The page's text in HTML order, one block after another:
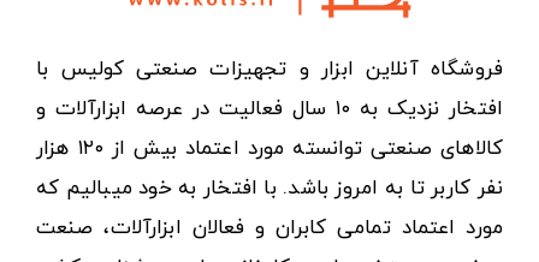
فروشگاه آنلاین ابزار و تجهیزات صنعتی کولیس با
افتخار نزدیک به ۱۰ سال فعالیت در عرصه ابزارآلات و
کالاهای صنعتی توانسته مورد اعتماد بیش از ۱۲۰ هزار
نفر کاربر تا به امروز باشد. با افتخار به خود میبالیم که
مورد اعتماد تمامی کابران و فعالان ابزارآلات، صنعت